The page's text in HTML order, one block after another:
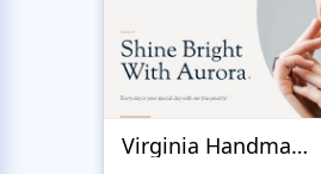
Virginia Handmade